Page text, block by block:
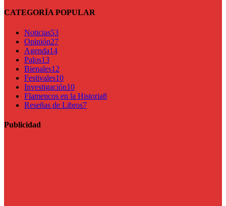
CATEGORÍA POPULAR
Noticias53
Opinión27
Agenda14
Palos13
Bienales12
Festivales10
Investigación10
Flamencos en la Historia8
Reseñas de Libros7
Publicidad